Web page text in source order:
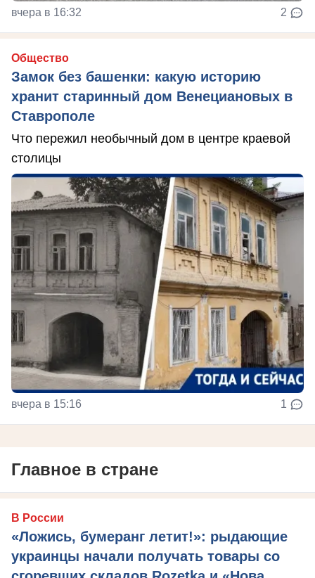
вчера в 16:32 2
Общество
Замок без башенки: какую историю
хранит старинный дом Венециановых в
Ставрополе
Что пережил необычный дом в центре краевой
столицы
вчера в 15:16 1
Главное в стране
В России
«Ложись, бумеранг летит!»: рыдающие
украинцы начали получать товары со